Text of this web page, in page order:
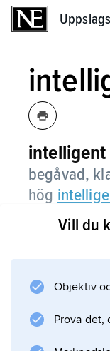
intelligent
begåvad,
hög
Vill du
Objektiv
Prova det,